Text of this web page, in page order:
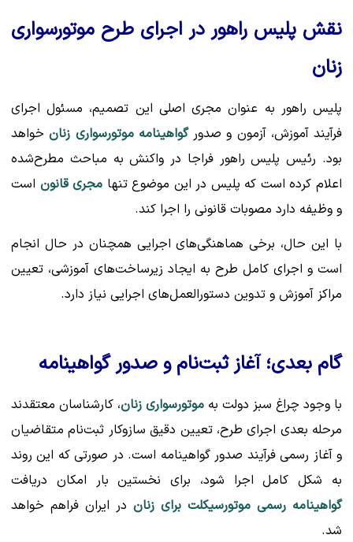
نقش پلیس راهور در اجرای طرح موتورسواری
زنان
پلیس راهور به عنوان مجری اصلی این تصمیم، مسئول اجرای
فرآیند آموزش، آزمون و صدورگواهینامه موتورسواری زنانخواهد
بود. رئیس پلیس راهور فراجا در واکنش به مباحث مطرح‌شده
اعلام کرده است که پلیس در این موضوع تنها مجری قانون است
و وظیفه دارد مصوبات قانونی را اجرا کند.
با این حال، برخی هماهنگی‌های اجرایی همچنان در حال انجام
است و اجرای کامل طرح به ایجاد زیرساخت‌های آموزشی، تعیین
مراکز آموزش و تدوین دستورالعمل‌های اجرایی نیاز دارد.
گام بعدی؛ آغاز ثبت‌نام و صدور گواهینامه
با وجود چراغ سبز دولت به موتورسواری زنان، کارشناسان معتقدند
مرحله بعدی اجرای طرح، تعیین دقیق سازوکار ثبت‌نام متقاضیان
و آغاز رسمی فرآیند صدور گواهینامه است. در صورتی که این روند
به شکل کامل اجرا شود، برای نخستین بار امکان دریافت
گواهینامه رسمی موتورسیکلت برای زنان در ایران فراهم خواهد
شد.